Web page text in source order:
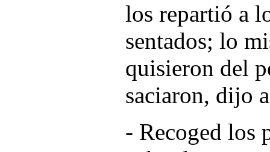
los repartió a
sentados; lo
quisieron del
saciaron, dijo
- Recoged los